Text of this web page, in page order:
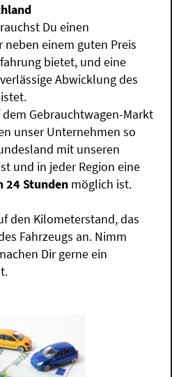
Du einen
neben einem guten Preis
bietet, und eine
Abwicklung des
Gebrauchtwagen-Markt
unser Unternehmen so
mit unseren
und in jeder Region eine
24 Stunden möglich ist.
den Kilometerstand, das
Fahrzeugs an. Nimm
Dir gerne ein